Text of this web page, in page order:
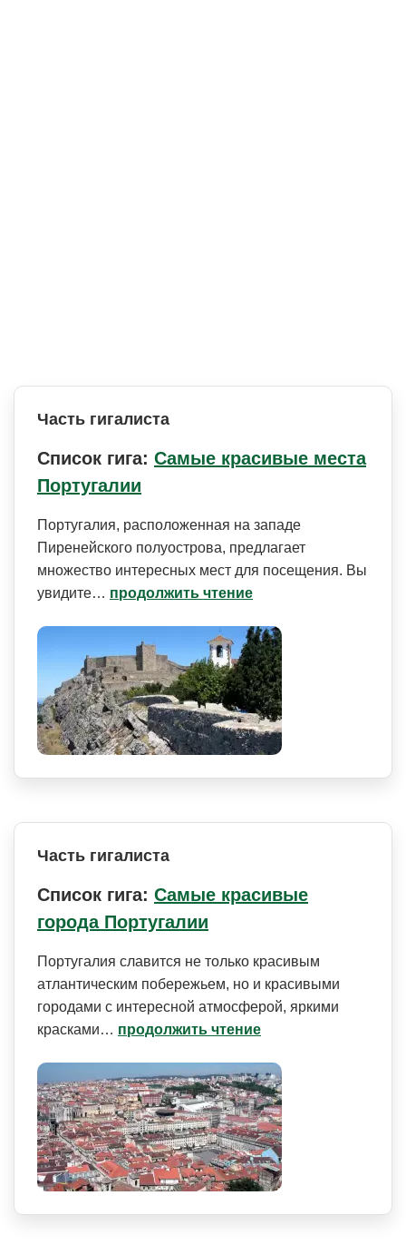
Часть гигалиста
Список гига: Самые красивые места
Португалии
Португалия, расположенная на западе
Пиренейского полуострова, предлагает
множество интересных мест для посещения. Вы
увидите… продолжить чтение
Часть гигалиста
Список гига: Самые красивые
города Португалии
Португалия славится не только красивым
атлантическим побережьем, но и красивыми
городами с интересной атмосферой, яркими
красками… продолжить чтение